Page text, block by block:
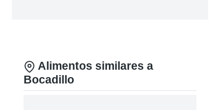
Alimentos similares a
Bocadillo